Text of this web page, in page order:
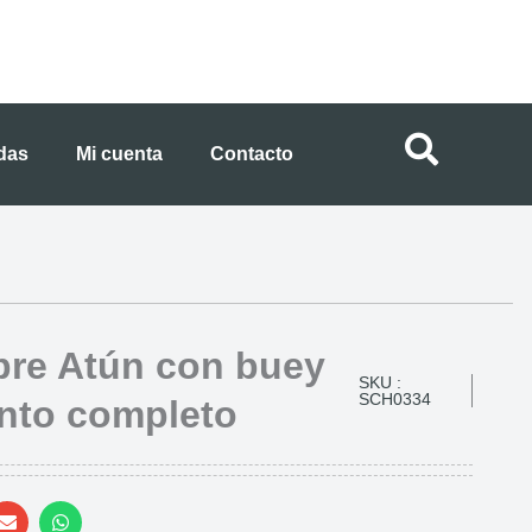
Mi cuenta Contacto
Atún con buey
completo
SKU :
SCH0334